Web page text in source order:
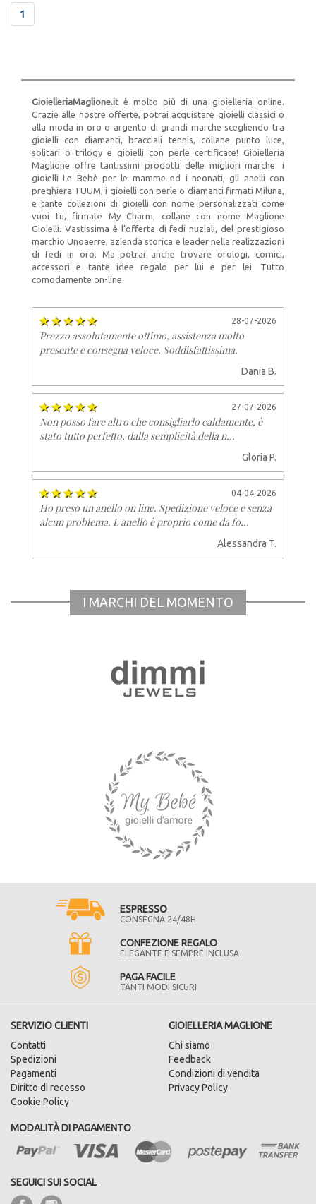
1
GioielleriaMaglione.itè molto più di una gioielleria online.
Grazie alle nostre offerte, potrai acquistare gioielli classici o
alla moda in oro o argento di grandi marche scegliendo tra
gioielli con diamanti, bracciali tennis, collane punto luce,
solitari o trilogy e gioielli con perle certificate! Gioielleria
Maglione offre tantissimi prodotti delle migliori marche: i
gioielli Le Bebè per le mamme ed i neonati, gli anelli con
preghiera TUUM, i gioielli con perle o diamanti firmati Miluna,
e tante collezioni di gioielli con nome personalizzati come
vuoi tu, firmate My Charm, collane con nome Maglione
Gioielli. Vastissima è l’offerta di fedi nuziali, del prestigioso
marchio Unoaerre, azienda storica e leader nella realizzazioni
di fedi in oro. Ma potrai anche trovare orologi, cornici,
accessori e tante idee regalo per lui e per lei. Tutto
comodamente on-line.
28-07-2026
Prezzo assolutamente ottimo, assistenza molto
presente e consegna veloce. Soddisfattissima.
Dania B.
27-07-2026
Non posso fare altro che consigliarlo caldamente, è
stato tutto perfetto, dalla semplicità della n...
Gloria P.
04-04-2026
Ho preso un anello on line. Spedizione veloce e senza
alcun problema. L'anello è proprio come da fo...
Alessandra T.
I MARCHI DEL MOMENTO
ESPRESSO
CONSEGNA 24/48H
CONFEZIONE REGALO
ELEGANTE E SEMPRE INCLUSA
PAGA FACILE
TANTI MODI SICURI
SERVIZIO CLIENTI
Contatti
Spedizioni
Pagamenti
Diritto di recesso
Cookie Policy
GIOIELLERIA MAGLIONE
Chi siamo
Feedback
Condizioni di vendita
Privacy Policy
MODALITÀ DI PAGAMENTO
SEGUICI SUI SOCIAL